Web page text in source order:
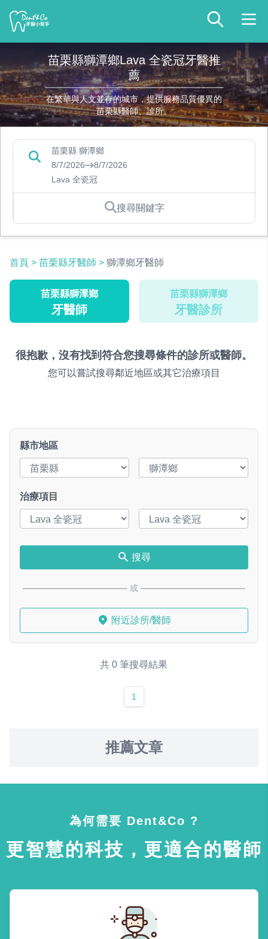
苗栗縣獅潭鄉Lava 全瓷冠牙醫推
薦
在繁華與人文並存的城市，提供服務品質優異的
苗栗縣醫師、診所。
苗栗縣 獅潭鄉
8/7/2026
8/7/2026
Lava 全瓷冠
搜尋關鍵字
首頁 > 苗栗縣牙醫師 > 獅潭鄉牙醫師
苗栗縣獅潭鄉
牙醫師
苗栗縣獅潭鄉
牙醫診所
很抱歉，沒有找到符合您搜尋條件的診所或醫師。
您可以嘗試搜尋鄰近地區或其它治療項目
縣市地區
治療項目
搜尋
或
附近診所/醫師
共 0 筆搜尋結果
1
推薦文章
為何需要 Dent&Co ?
更智慧的科技，更適合的醫師